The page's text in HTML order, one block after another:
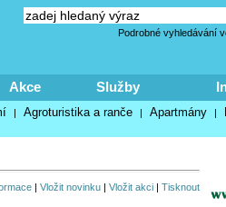
Podrobné vyhledávání
Akce Služby
| Agroturistika a ranče | Apartmány |
| Vložit novinku| Vložit akci| Tisknout